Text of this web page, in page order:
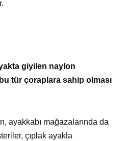
giyilen naylon
tür çoraplara sahip olması
ayakkabı mağazalarında da
çıplak ayakla